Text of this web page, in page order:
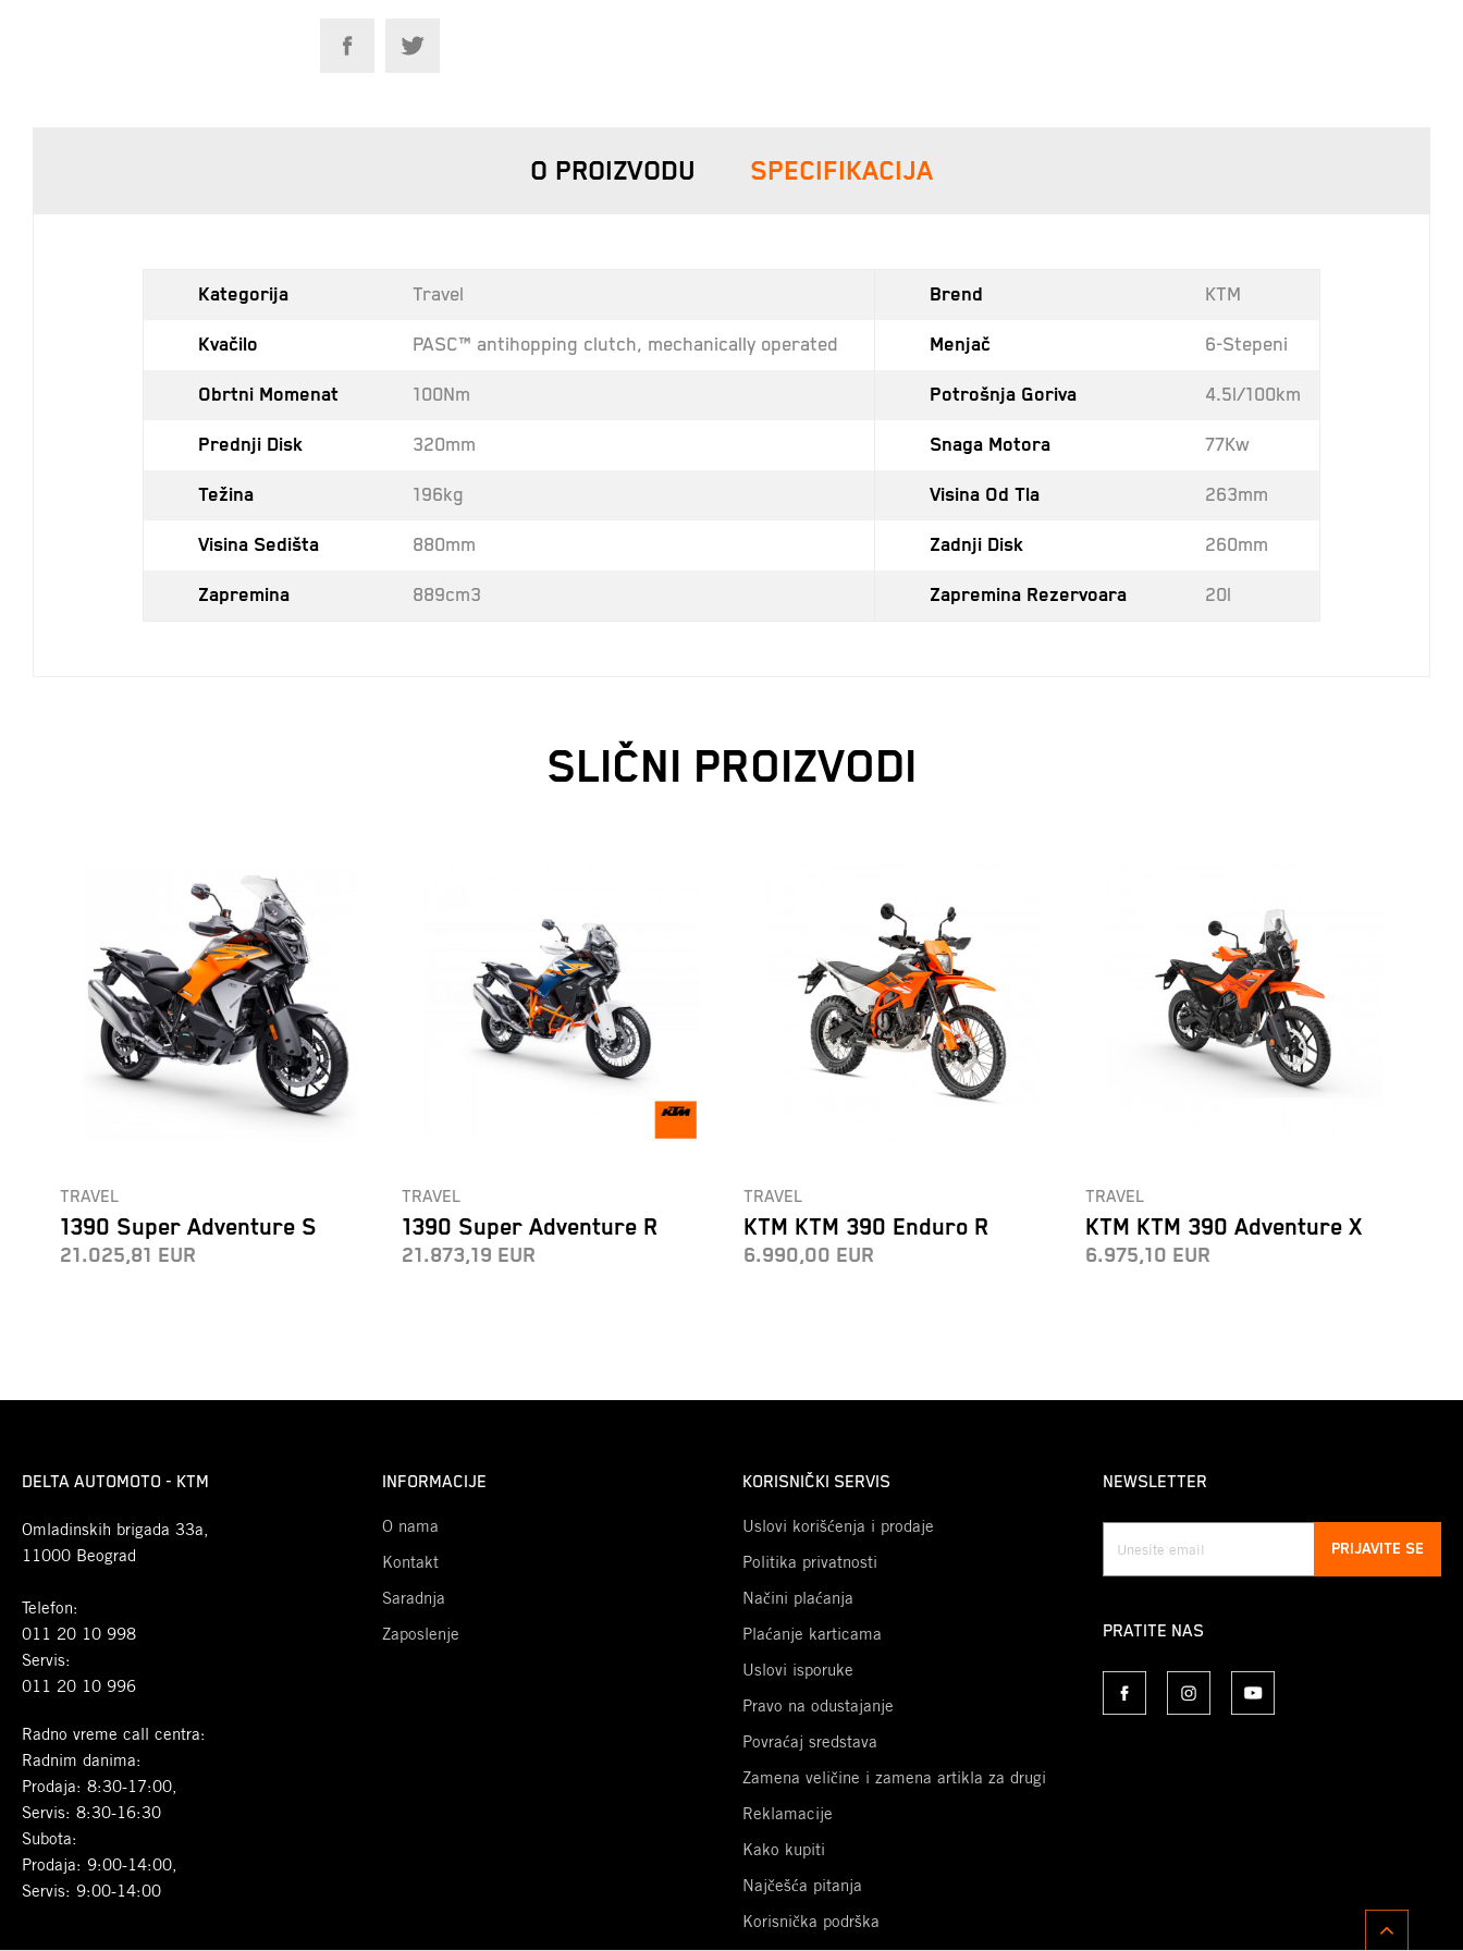
SPECIFIKACIJA
O PROIZVODU
Kategorija Travel Brend KTM
Kvačilo PASC™ antihopping clutch, mechanically operated Menjač 6-Stepeni
Obrtni Momenat 100Nm Potrošnja Goriva 4.5l/100km
Prednji Disk 320mm Snaga Motora 77Kw
Težina 196kg Visina Od Tla 263mm
Visina Sedišta 880mm Zadnji Disk 260mm
Zapremina 889cm3 Zapremina Rezervoara 20l
SLIČNI PROIZVODI
TRAVEL
1390 Super Adventure S
21.025,81 EUR
TRAVEL
1390 Super Adventure R
21.873,19 EUR
TRAVEL
KTM KTM 390 Enduro R
6.990,00 EUR
TRAVEL
KTM KTM 390 Adventure X
6.975,10 EUR
DELTA AUTOMOTO - KTM
Omladinskih brigada 33a,
11000 Beograd
Telefon:
011 20 10 998
Servis:
011 20 10 996
Radno vreme call centra:
Radnim danima:
Prodaja: 8:30-17:00,
Servis: 8:30-16:30
Subota:
Prodaja: 9:00-14:00,
Servis: 9:00-14:00
INFORMACIJE
O nama
Kontakt
Saradnja
Zaposlenje
KORISNIČKI SERVIS
Uslovi korišćenja i prodaje
Politika privatnosti
Načini plaćanja
Plaćanje karticama
Uslovi isporuke
Pravo na odustajanje
Povraćaj sredstava
Zamena veličine i zamena artikla za drugi
Reklamacije
Kako kupiti
Najčešća pitanja
Korisnička podrška
NEWSLETTER
PRIJAVITE SE
PRATITE NAS